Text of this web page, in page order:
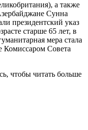
а также
Сунна
президентский указ
старше 65 лет, в
мера стала
Комиссаром Совета
чтобы читать больше